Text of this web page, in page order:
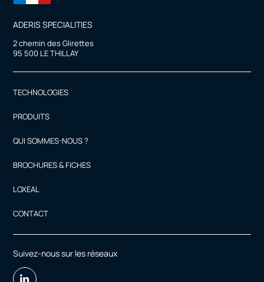
ADERIS SPECIALITIES
2 chemin des Glirettes
95 500 LE THILLAY
TECHNOLOGIES
PRODUITS
QUI SOMMES-NOUS ?
BROCHURES & FICHES
LOXEAL
CONTACT
Suivez-nous sur les réseaux